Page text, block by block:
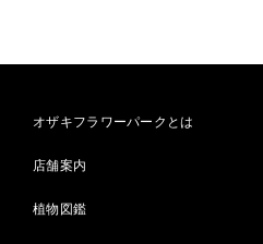
オザキフラワーパークとは
店舗案内
植物図鑑